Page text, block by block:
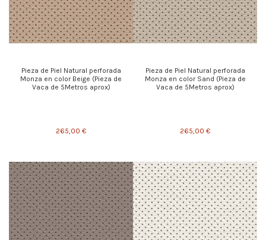
Pieza de Piel Natural perforada
Monza en color Beige (Pieza de
Vaca de 5Metros aprox)
265,00 €
Pieza de Piel Natural perforada
Monza en color Sand (Pieza de
Vaca de 5Metros aprox)
265,00 €